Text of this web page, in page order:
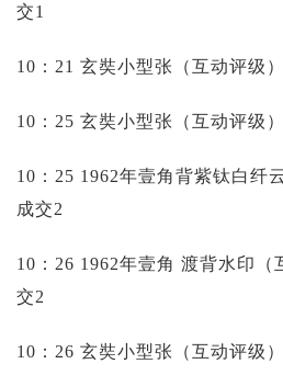
交1
10：21 玄奘小型张（互动评级
10：25 玄奘小型张（互动评级
10：25 1962年壹角背紫钛白纤
成交2
10：26 1962年壹角 渡背水印（
交2
10：26 玄奘小型张（互动评级